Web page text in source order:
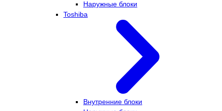
Наружные блоки
Toshiba
Внутренние блоки